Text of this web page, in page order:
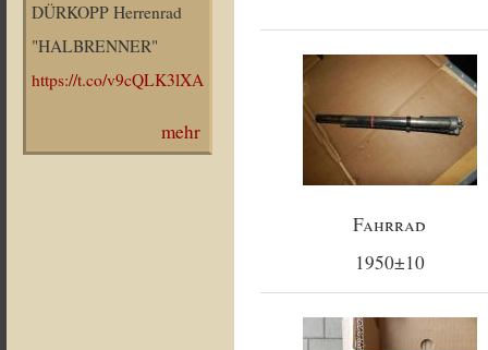
DÜRKOPP Herrenrad
"HALBRENNER"
https://t.co/v9cQLK3lXA
mehr
Fahrrad
1950±10